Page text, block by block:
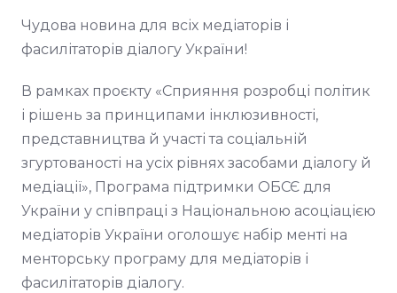
Чудова новина для всіх медіаторів і
фасилітаторів діалогу України!
В рамках проєкту «Сприяння розробці політик
і рішень за принципами інклюзивності,
представництва й участі та соціальній
згуртованості на усіх рівнях засобами діалогу й
медіації», Програма підтримки ОБСЄ для
України у співпраці з Національною асоціацією
медіаторів України оголошує набір менті на
менторську програму для медіаторів і
фасилітаторів діалогу.